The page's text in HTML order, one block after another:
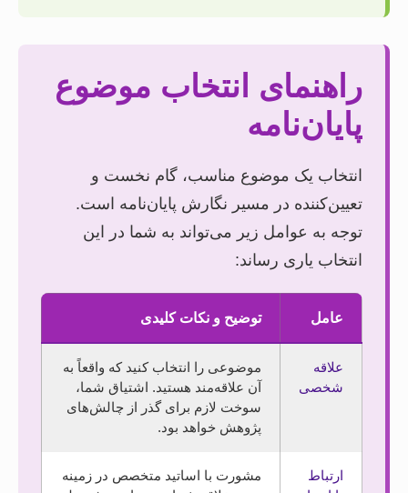
راهنمای انتخاب موضوع
پایان‌نامه
انتخاب یک موضوع مناسب، گام نخست و
تعیین‌کننده در مسیر نگارش پایان‌نامه است.
توجه به عوامل زیر می‌تواند به شما در این
انتخاب یاری رساند:
عامل توضیح و نکات کلیدی
علاقه
شخصی
موضوعی را انتخاب کنید که واقعاً به
آن علاقه‌مند هستید. اشتیاق شما،
سوخت لازم برای گذر از چالش‌های
پژوهش خواهد بود.
ارتباط
مشورت با اساتید متخصص در زمینه